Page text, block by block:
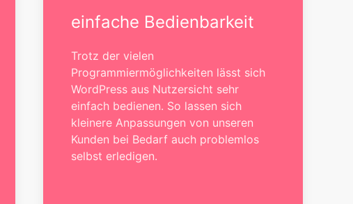
einfache Bedienbarkeit
Trotz der vielen
Programmiermöglichkeiten lässt sich
WordPress aus Nutzersicht sehr
einfach bedienen. So lassen sich
kleinere Anpassungen von unseren
Kunden bei Bedarf auch problemlos
selbst erledigen.